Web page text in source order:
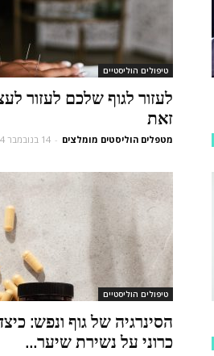
טיפולים הוליסטיים
לעזור לגוף שלכם לעזור
זאת
מטפלים הוליסטים מומלצים - 14 בנובמבר 2024
טיפולים הוליסטיים
הסינרגיה של גוף ונפש:
כרוני על נשירת שיער...